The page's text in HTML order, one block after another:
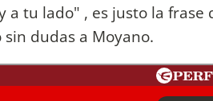
a tu lado" , es justo la frase
dudas a Moyano.